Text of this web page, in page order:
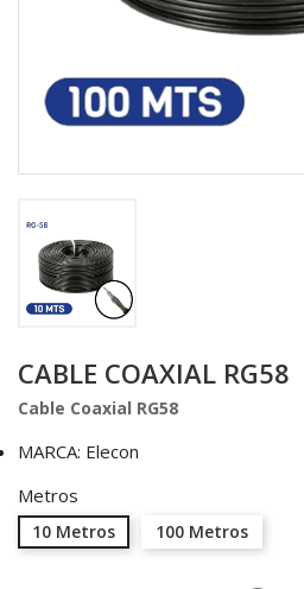
CABLE COAXIAL RG58
Cable Coaxial RG58
MARCA: Elecon
Metros
10 Metros 100 Metros